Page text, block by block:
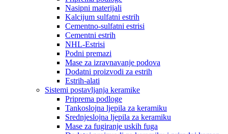
Nasipni materijali
Kalcijum sulfatni estrih
Cementno-sulfatni estrisi
Cementni estrih
NHL-Estrisi
Podni premazi
Mase za izravnavanje podova
Dodatni proizvodi za estrih
Estrih-alati
Sistemi postavljanja keramike
Priprema podloge
Tankoslojna ljepila za keramiku
Srednjeslojna ljepila za keramiku
Mase za fugiranje uskih fuga